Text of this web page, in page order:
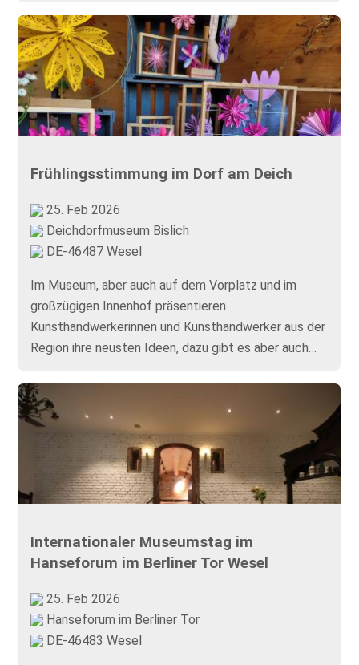
Frühlingsstimmung im Dorf am Deich
25. Feb 2026
Deichdorfmuseum Bislich
DE-46487 Wesel
Im Museum, aber auch auf dem Vorplatz und im
großzügigen Innenhof präsentieren
Kunsthandwerkerinnen und Kunsthandwerker aus der
Region ihre neusten Ideen, dazu gibt es aber auch…
Internationaler Museumstag im
Hanseforum im Berliner Tor Wesel
25. Feb 2026
Hanseforum im Berliner Tor
DE-46483 Wesel